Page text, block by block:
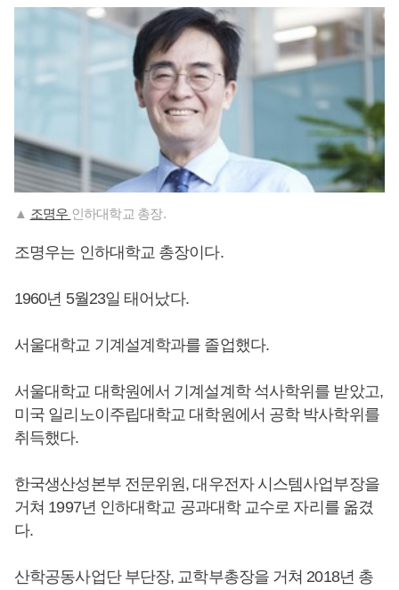
▲ 조명우 인하대학교 총장.
조명우는 인하대학교 총장이다.
1960년 5월23일 태어났다.
서울대학교 기계설계학과를 졸업했다.
서울대학교 대학원에서 기계설계학 석사학위를 받았고,
미국 일리노이주립대학교 대학원에서 공학 박사학위를
취득했다.
한국생산성본부 전문위원, 대우전자 시스템사업부장을
거쳐 1997년 인하대학교 공과대학 교수로 자리를 옮겼
다.
산학공동사업단 부단장, 교학부총장을 거쳐 2018년 총